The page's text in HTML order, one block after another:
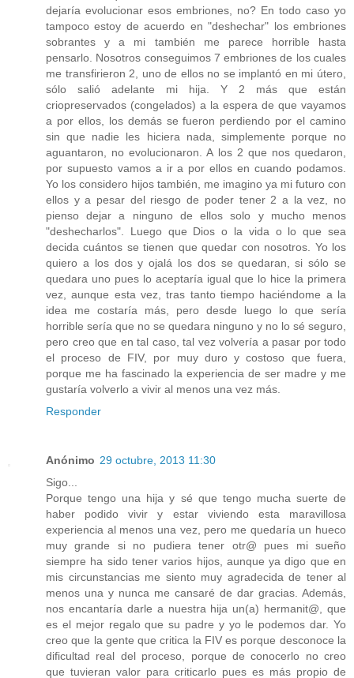
dejaría evolucionar esos embriones, no? En todo caso yo
tampoco estoy de acuerdo en "deshechar" los embriones
sobrantes y a mi también me parece horrible hasta
pensarlo. Nosotros conseguimos 7 embriones de los cuales
me transfirieron 2, uno de ellos no se implantó en mi útero,
sólo salió adelante mi hija. Y 2 más que están
criopreservados (congelados) a la espera de que vayamos
a por ellos, los demás se fueron perdiendo por el camino
sin que nadie les hiciera nada, simplemente porque no
aguantaron, no evolucionaron. A los 2 que nos quedaron,
por supuesto vamos a ir a por ellos en cuando podamos.
Yo los considero hijos también, me imagino ya mi futuro con
ellos y a pesar del riesgo de poder tener 2 a la vez, no
pienso dejar a ninguno de ellos solo y mucho menos
"deshecharlos". Luego que Dios o la vida o lo que sea
decida cuántos se tienen que quedar con nosotros. Yo los
quiero a los dos y ojalá los dos se quedaran, si sólo se
quedara uno pues lo aceptaría igual que lo hice la primera
vez, aunque esta vez, tras tanto tiempo haciéndome a la
idea me costaría más, pero desde luego lo que sería
horrible sería que no se quedara ninguno y no lo sé seguro,
pero creo que en tal caso, tal vez volvería a pasar por todo
el proceso de FIV, por muy duro y costoso que fuera,
porque me ha fascinado la experiencia de ser madre y me
gustaría volverlo a vivir al menos una vez más.
Responder
Anónimo 29 octubre, 2013 11:30
Sigo...
Porque tengo una hija y sé que tengo mucha suerte de
haber podido vivir y estar viviendo esta maravillosa
experiencia al menos una vez, pero me quedaría un hueco
muy grande si no pudiera tener otr@ pues mi sueño
siempre ha sido tener varios hijos, aunque ya digo que en
mis circunstancias me siento muy agradecida de tener al
menos una y nunca me cansaré de dar gracias. Además,
nos encantaría darle a nuestra hija un(a) hermanit@, que
es el mejor regalo que su padre y yo le podemos dar. Yo
creo que la gente que critica la FIV es porque desconoce la
dificultad real del proceso, porque de conocerlo no creo
que tuvieran valor para criticarlo pues es más propio de